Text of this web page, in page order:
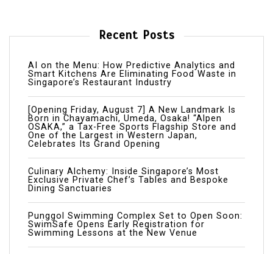
Recent Posts
AI on the Menu: How Predictive Analytics and
Smart Kitchens Are Eliminating Food Waste in
Singapore’s Restaurant Industry
[Opening Friday, August 7] A New Landmark Is
Born in Chayamachi, Umeda, Osaka! “Alpen
OSAKA,” a Tax-Free Sports Flagship Store and
One of the Largest in Western Japan,
Celebrates Its Grand Opening
Culinary Alchemy: Inside Singapore’s Most
Exclusive Private Chef’s Tables and Bespoke
Dining Sanctuaries
Punggol Swimming Complex Set to Open Soon:
SwimSafe Opens Early Registration for
Swimming Lessons at the New Venue